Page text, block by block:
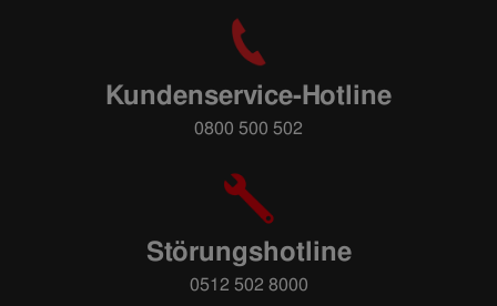
Kundenservice-Hotline
0800 500 502
Störungshotline
0512 502 8000